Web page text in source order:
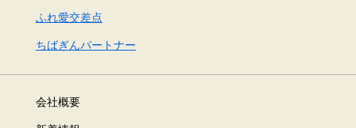
ふれ愛交差点
ちばぎんパートナー
会社概要